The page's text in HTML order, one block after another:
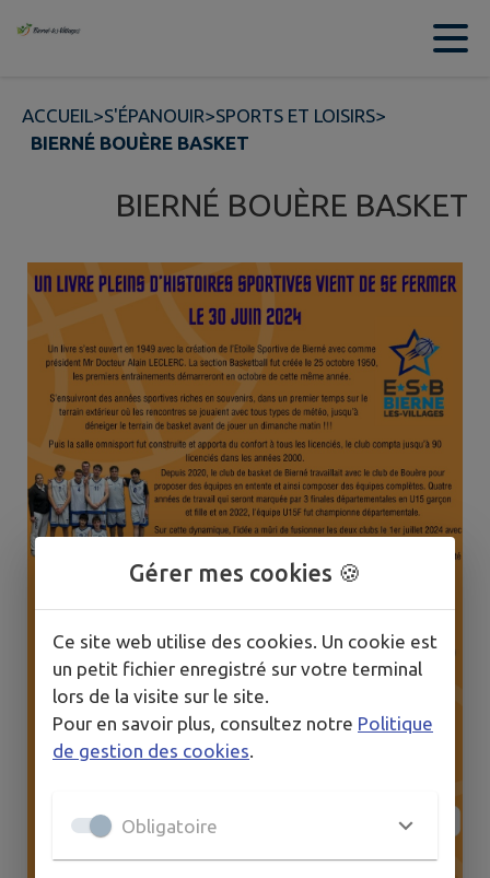
Contenu
ACCUEIL>S'ÉPANOUIR>SPORTS ET LOISIRS>
BIERNÉ BOUÈRE BASKET
BIERNÉ BOUÈRE BASKET
Gérer mes cookies 🍪
Ce site web utilise des cookies. Un cookie est
un petit fichier enregistré sur votre terminal
lors de la visite sur le site.
Pour en savoir plus, consultez notre Politique
de gestion des cookies.
Obligatoire